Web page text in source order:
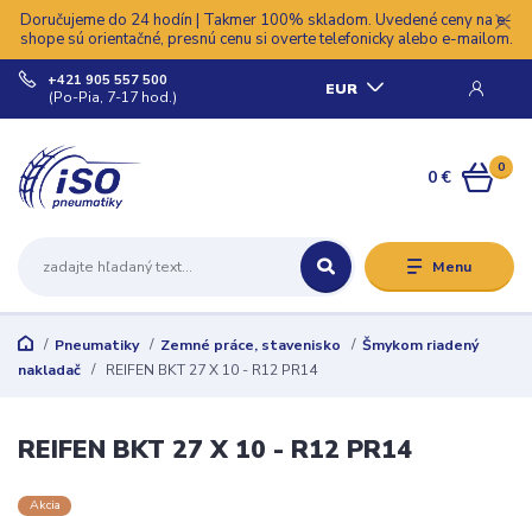
Doručujeme do 24 hodín | Takmer 100% skladom. Uvedené ceny na e-
shope sú orientačné, presnú cenu si overte telefonicky alebo e-mailom.
Menu
EUR
+421 905 557 500
(Po-Pia, 7-17 hod.)
0
0 €
Pneumatiky Zemné práce, stavenisko
Šmykom riadený
nakladač
REIFEN BKT 27 X 10 - R12 PR14
REIFEN BKT 27 X 10 - R12 PR14
Akcia